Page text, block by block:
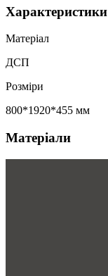
Характеристики
Матеріал
ДСП
Розміри
800*1920*455 мм
Матеріали